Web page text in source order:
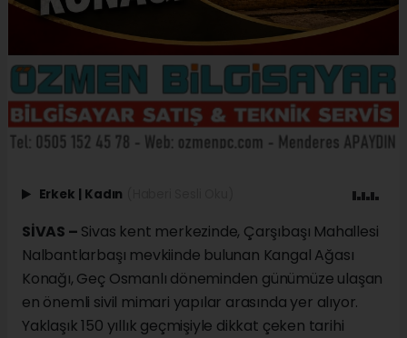
Erkek | Kadın
SİVAS – Sivas kent merkezinde, Çarşıbaşı Mahallesi
Nalbantlarbaşı mevkiinde bulunan Kangal Ağası
Konağı, Geç Osmanlı döneminden günümüze ulaşan
en önemli sivil mimari yapılar arasında yer alıyor.
Yaklaşık 150 yıllık geçmişiyle dikkat çeken tarihi